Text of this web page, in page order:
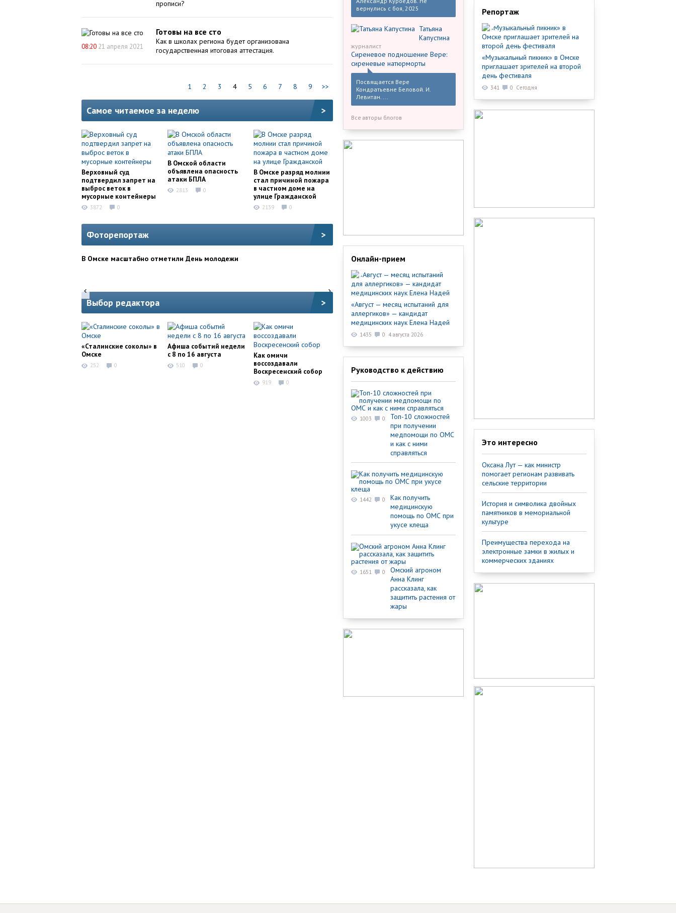
прописи?
08:20 21 апреля 2021
Готовы на все сто
Как в школах региона будет организована
государственная итоговая аттестация.
1 2 3 4 5 6 7 8 9 >>
Самое читаемое за неделю >
Верховный суд
подтвердил запрет на
выброс веток в
мусорные контейнеры
3872 0
В Омской области
объявлена опасность
атаки БПЛА
2813 0
В Омске разряд молнии
стал причиной пожара
в частном доме на
улице Гражданской
2139 0
Фоторепортаж >
В Омске масштабно отметили День молодежи
Выбор редактора >
«Сталинские соколы» в
Омске
252 0
Афиша событий недели
с 8 по 16 августа
510 0
Как омичи
воссоздавали
Воскресенский собор
919 0
вернулись с боя, 2025
Татьяна
Капустина
журналист
Сиреневое подношение Вере:
сиреневые натюрморты
Посвящается Вере
Кондратьевне Беловой. И.
Левитан. ...
Все авторы блогов
Онлайн-прием
«Август — месяц испытаний для
аллергиков» — кандидат
медицинских наук Елена Надей
1435 0 4 августа 2026
Руководство к действию
Топ-10 сложностей
при получении
медпомощи по ОМС
и как с ними
справляться
1003 0
Как получить
медицинскую
помощь по ОМС при
укусе клеща
1442 0
Омский агроном
Анна Клинг
рассказала, как
защитить растения от
жары
1651 0
Репортаж
«Музыкальный пикник» в Омске
приглашает зрителей на второй
день фестиваля
341 0 Сегодня
Это интересно
Оксана Лут — как министр
помогает регионам развивать
сельские территории
История и символика двойных
памятников в мемориальной
культуре
Преимущества перехода на
электронные замки в жилых и
коммерческих зданиях